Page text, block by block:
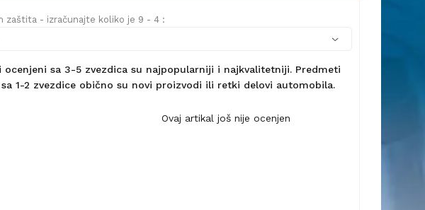
zaštita - izračunajte koliko je 9 - 4 :
ocenjeni sa 3-5 zvezdica su najpopularniji i najkvalitetniji. Predmeti
1-2 zvezdice obično su novi proizvodi ili retki delovi automobila.
Ovaj artikal još nije ocenjen